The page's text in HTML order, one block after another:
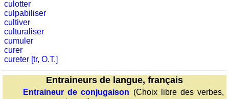
blasons,
monnaie
Quiz
de
villes
et
pays
Plus
culotter
culpabiliser
cultiver
culturaliser
cumuler
curer
cureter [tr, O.T.]
Entraineurs de langue, français
Entraineur de conjugaison (Choix libre des verbes,